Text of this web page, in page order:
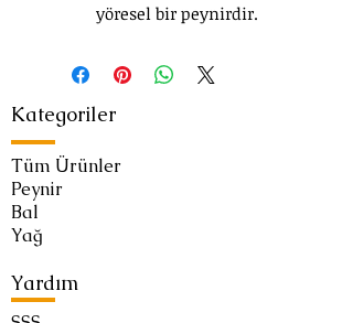
yöresel bir peynirdir.
Kategoriler
Tüm Ürünler
Peynir
Bal
Yağ
Yardım